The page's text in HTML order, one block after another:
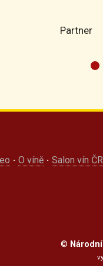
Partner
· O víně · Salon vín ČR
©